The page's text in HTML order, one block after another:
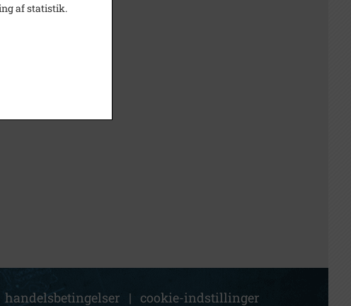
handelsbetingelser | cookie-indstillinger
af statistik.